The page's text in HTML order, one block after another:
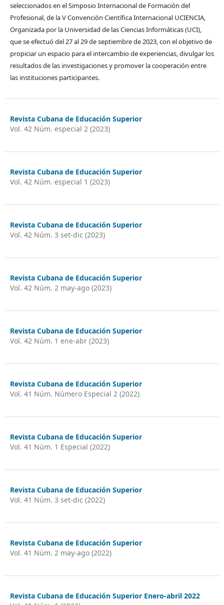
seleccionados en el Simposio Internacional de Formación del
Profesional, de la V Convención Científica Internacional UCIENCIA,
Organizada por la Universidad de las Ciencias Informáticas (UCI),
que se efectuó del 27 al 29 de septiembre de 2023, con el objetivo de
propiciar un espacio para el intercambio de experiencias, divulgar los
resultados de las investigaciones y promover la cooperación entre
las instituciones participantes.
Revista Cubana de Educación Superior
Vol. 42 Núm. especial 2 (2023)
Revista Cubana de Educación Superior
Vol. 42 Núm. especial 1 (2023)
Revista Cubana de Educación Superior
Vol. 42 Núm. 3 set-dic (2023)
Revista Cubana de Educación Superior
Vol. 42 Núm. 2 may-ago (2023)
Revista Cubana de Educación Superior
Vol. 42 Núm. 1 ene-abr (2023)
Revista Cubana de Educación Superior
Vol. 41 Núm. Número Especial 2 (2022)
Revista Cubana de Educación Superior
Vol. 41 Núm. 1 Especial (2022)
Revista Cubana de Educación Superior
Vol. 41 Núm. 3 set-dic (2022)
Revista Cubana de Educación Superior
Vol. 41 Núm. 2 may-ago (2022)
Revista Cubana de Educación Superior Enero-abril 2022